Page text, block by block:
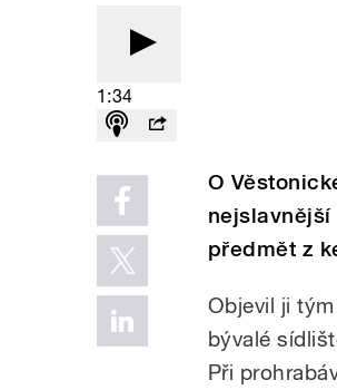
1:34
O
nejslavnější
předmět z
Objevil ji
bývalé
Při